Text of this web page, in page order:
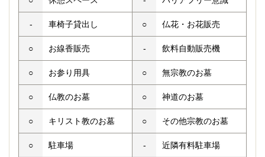
- 車椅子貸出し ○ 仏花・お花販売
○ お線香販売 - 飲料自動販売機
○ お参り用具 ○ 無宗教のお墓
○ 仏教のお墓 ○ 神道のお墓
○ キリスト教のお墓 ○ その他宗教のお墓
○ 駐車場 - 近隣有料駐車場